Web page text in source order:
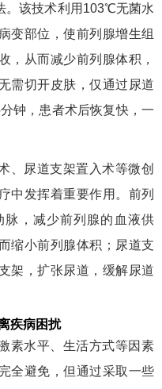
。该技术利用103℃无菌水
变部位，使前列腺增生组
，从而减少前列腺体积，
需切开皮肤，仅通过尿道
钟，患者术后恢复快，一
、尿道支架置入术等微创
中发挥着重要作用。前列
脉，减少前列腺的血液供
缩小前列腺体积；尿道支
架，扩张尿道，缓解尿道
疾病困扰
素水平、生活方式等因素
全避免，但通过采取一些